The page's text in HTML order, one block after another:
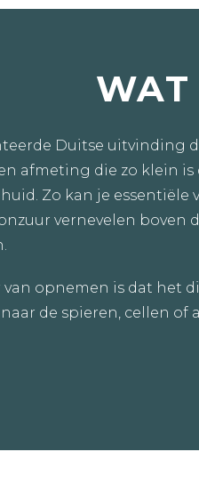
WAT
Duitse uitvinding
afmeting die zo klein is
Zo kan je essentiële
vernevelen boven
van opnemen is dat het
de spieren, cellen of